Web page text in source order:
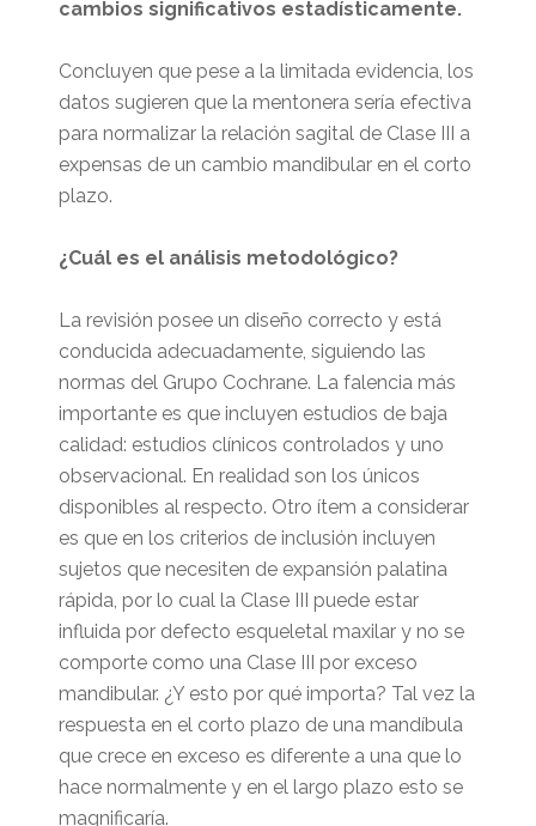
cambios significativos estadísticamente.
Concluyen que pese a la limitada evidencia, los
datos sugieren que la mentonera sería efectiva
para normalizar la relación sagital de Clase III a
expensas de un cambio mandibular en el corto
plazo.
¿Cuál es el análisis metodológico?
La revisión posee un diseño correcto y está
conducida adecuadamente, siguiendo las
normas del Grupo Cochrane. La falencia más
importante es que incluyen estudios de baja
calidad: estudios clínicos controlados y uno
observacional. En realidad son los únicos
disponibles al respecto. Otro ítem a considerar
es que en los criterios de inclusión incluyen
sujetos que necesiten de expansión palatina
rápida, por lo cual la Clase III puede estar
influida por defecto esqueletal maxilar y no se
comporte como una Clase III por exceso
mandibular. ¿Y esto por qué importa? Tal vez la
respuesta en el corto plazo de una mandíbula
que crece en exceso es diferente a una que lo
hace normalmente y en el largo plazo esto se
magnificaría.